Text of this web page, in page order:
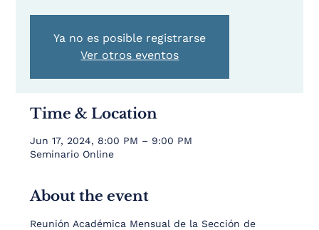
Ya no es posible registrarse
Ver otros eventos
Time & Location
Jun 17, 2024, 8:00 PM – 9:00 PM
Seminario Online
About the event
Reunión Académica Mensual de la Sección de